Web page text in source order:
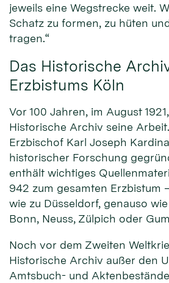
jeweils eine Wegstrecke weit.
Schatz zu formen, zu hüten
tragen.“
Das Historische
Erzbistums Köln
Vor 100 Jahren, im August
Historische Archiv seine
Erzbischof Karl Joseph
historischer Forschung
enthält wichtiges
942 zum gesamten Erzbistum
wie zu Düsseldorf, genauso
Bonn, Neuss, Zülpich oder
Noch vor dem Zweiten
Historische Archiv außer den
Amtsbuch- und